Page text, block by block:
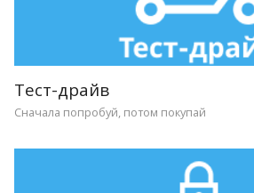
Тест-драйв
Сначала попробуй, потом покупай